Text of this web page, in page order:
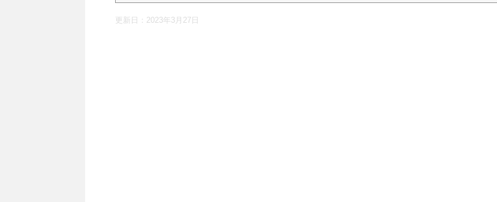
更新日： 2023年3月27日